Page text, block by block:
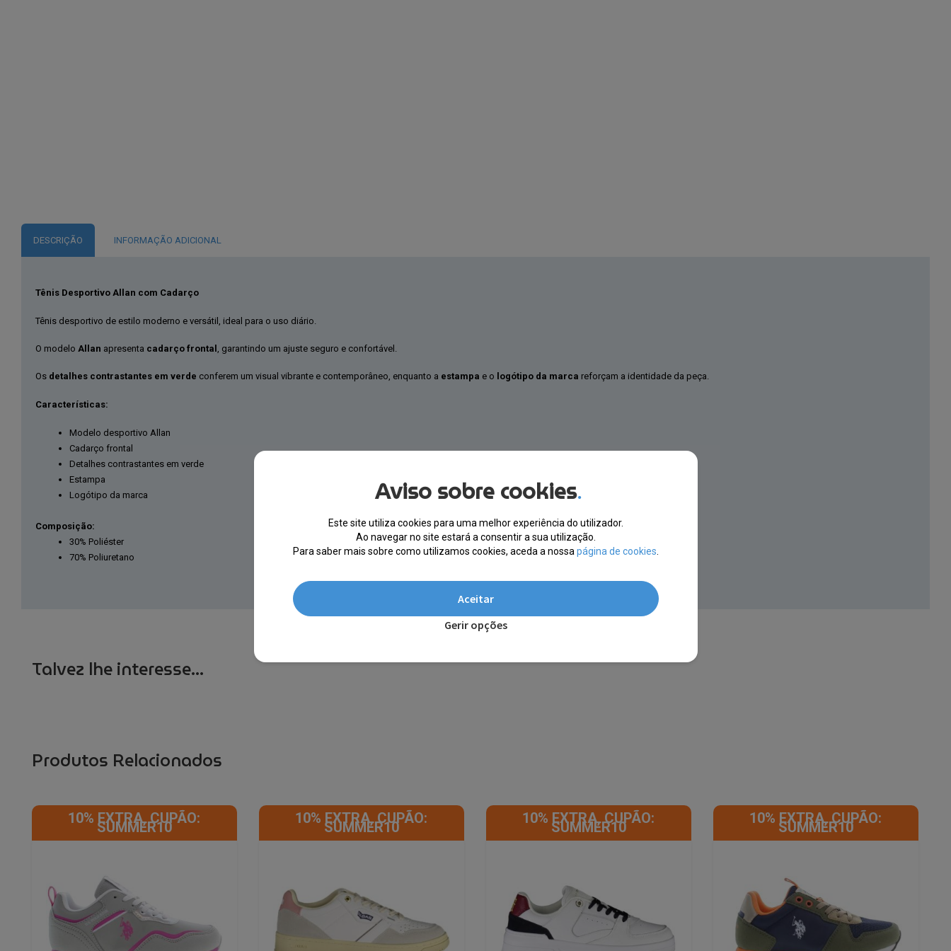
DESCRIÇÃO INFORMAÇÃO ADICIONAL
Tênis Desportivo Allan com Cadarço
Tênis desportivo de estilo moderno e versátil, ideal para o uso diário.
O modelo Allan apresenta cadarço frontal , garantindo um ajuste seguro e confortável.
Os detalhes contrastantes em verde conferem um visual vibrante e contemporâneo, enquanto a estampa e o logótipo da marca reforçam a identidade da peça.
Características:
Modelo desportivo Allan
Cadarço frontal
Detalhes contrastantes em verde
Estampa
Logótipo da marca
Composição:
30% Poliéster
70% Poliuretano
Talvez lhe interesse...
Produtos Relacionados
10% EXTRA, CUPÃO:
SUMMER10
10% EXTRA, CUPÃO:
SUMMER10
10% EXTRA, CUPÃO:
SUMMER10
10% EXTRA, CUPÃO:
SUMMER10
Aviso sobre cookies.
Este site utiliza cookies para uma melhor experiência do utilizador.
Ao navegar no site estará a consentir a sua utilização.
Para saber mais sobre como utilizamos cookies, aceda a nossa página de cookies
Aceitar
Gerir opções